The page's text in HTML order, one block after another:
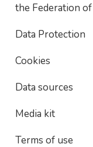
the Federation
Data Protection
Cookies
Data sources
Media kit
Terms of use